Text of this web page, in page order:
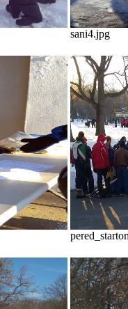
sani4.jpg